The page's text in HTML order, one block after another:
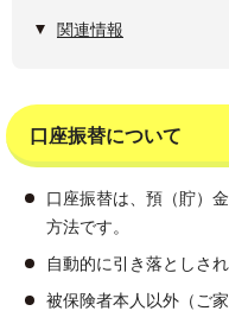
関連情報
口座振替について
口座振替は、預（貯）
方法です。
自動的に引き落としさ
被保険者本人以外（ご